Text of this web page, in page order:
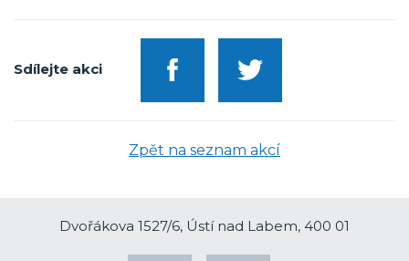
Sdílejte akci
Zpět na seznam akcí
Dvořákova 1527/6, Ústí nad Labem, 400 01